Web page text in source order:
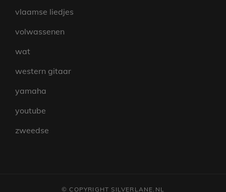
vlaamse liedjes
volwassenen
wat
western gitaar
yamaha
youtube
zweedse
© COPYRIGHT SILVERLANE.NL